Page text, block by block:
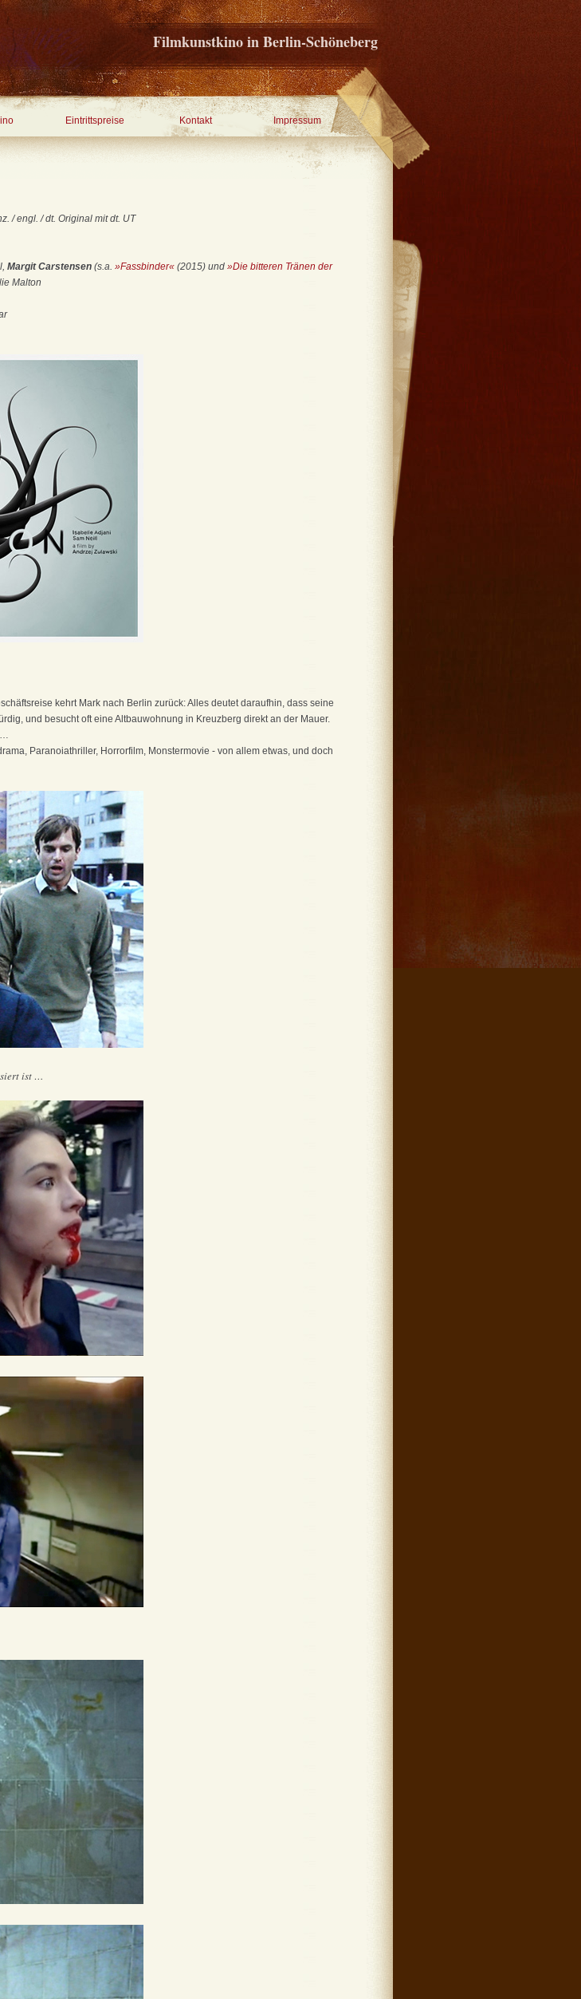
Filmkunstkino in Berlin-Schöneberg
Eintrittspreise Kontakt Impressum
/ engl. / dt. Original mit dt. UT
Margit Carstensen (s.a. »Fassbinder« (2015) und »Die bitteren Tränen der
Malton
kehrt Mark nach Berlin zurück: Alles deutet daraufhin, dass seine
und besucht oft eine Altbauwohnung in Kreuzberg direkt an der Mauer.
…
Paranoiathriller, Horrorfilm, Monstermovie - von allem etwas, und doch
ist …